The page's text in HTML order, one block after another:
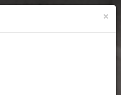
×
18+